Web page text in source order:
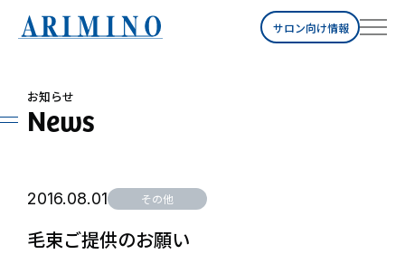
サロン向け情報
お知らせ
News
2016.08.01 その他
毛束ご提供のお願い